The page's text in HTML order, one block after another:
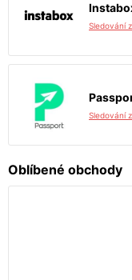
Sledování
Sledování
Oblíbené obchody